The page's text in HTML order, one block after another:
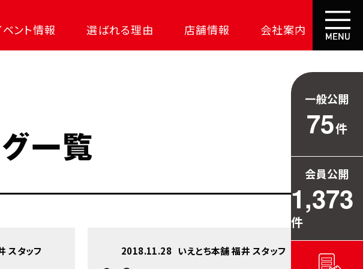
ベント情報 選ばれる理由
大成功の土地探し
安心保証
709万円お得
店舗情報 会社案内
スタッフ 2018.11.28 いえとち本舗 福井 スタッフ
一般公開
75件
会員公開
1,373
件